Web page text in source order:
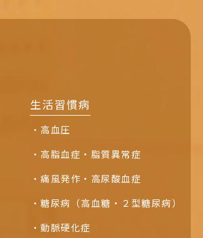
生活習慣病
高血圧
高脂血症・脂質異常症
痛風発作・高尿酸血症
糖尿病（高血糖・２型糖尿病）
動脈硬化症